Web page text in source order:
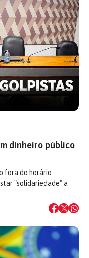
dinheiro público
fora do horário
"solidariedade" a